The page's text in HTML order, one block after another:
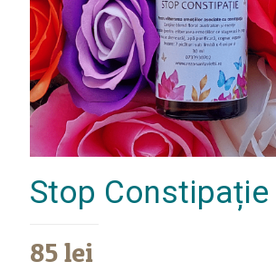
Stop Constipație
85lei